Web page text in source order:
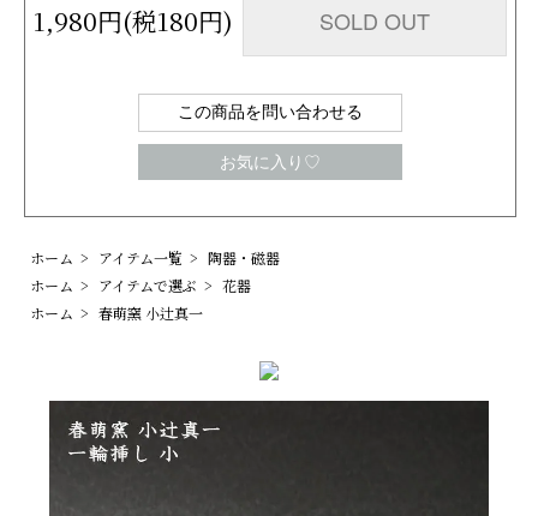
1,980円(税180円) SOLD OUT
この商品を問い合わせる
お気に入り♡
ホーム > アイテム一覧 > 陶器・磁器
ホーム > アイテムで選ぶ > 花器
ホーム > 春萌窯 小辻真一